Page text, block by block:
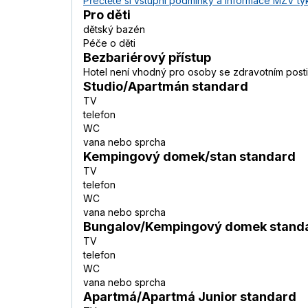
Pro děti
dětský bazén
Péče o děti
Bezbariérový přístup
Hotel není vhodný pro osoby se zdravotním
Studio/Apartmán standard
TV
telefon
WC
vana nebo sprcha
Kempingový domek/stan standard
TV
telefon
WC
vana nebo sprcha
Bungalov/Kempingový domek
TV
telefon
WC
vana nebo sprcha
Apartmá/Apartmá Junior standard